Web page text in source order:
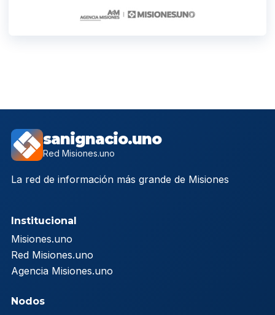
sanignacio.uno
Red Misiones.uno
La red de información más grande de Misiones
Institucional
Misiones.uno
Red Misiones.uno
Agencia Misiones.uno
Nodos